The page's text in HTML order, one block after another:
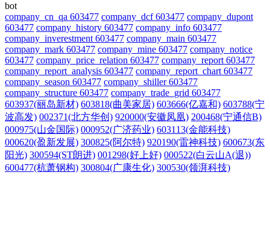
bot
company_cn_qa 603477 company_dcf 603477 company_dupont
603477 company_history 603477 company_info 603477
company_inverestment 603477 company_main 603477
company_mark 603477 company_mine 603477 company_notice
603477 company_price_relation 603477 company_report 603477
company_report_analysis 603477 company_report_chart 603477
company_season 603477 company_shiller 603477
company_structure 603477 company_trade_grid 603477
603937(丽岛新材) 603818(曲美家居) 603666(亿嘉和) 603788(宁
波高发) 002371(北方华创) 920000(安徽凤凰) 200468(宁通信B)
000975(山金国际) 000952(广济药业) 603113(金能科技)
000620(盈新发展) 300825(阿尔特) 920190(雷神科技) 600673(东
阳光) 300594(ST朗进) 001298(好上好) 000522(白云山A(退))
600477(杭萧钢构) 300804(广康生化) 300530(领湃科技)